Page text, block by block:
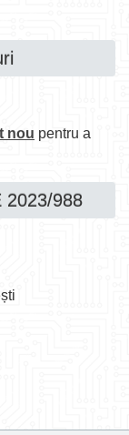
nou pentru a
2023/988